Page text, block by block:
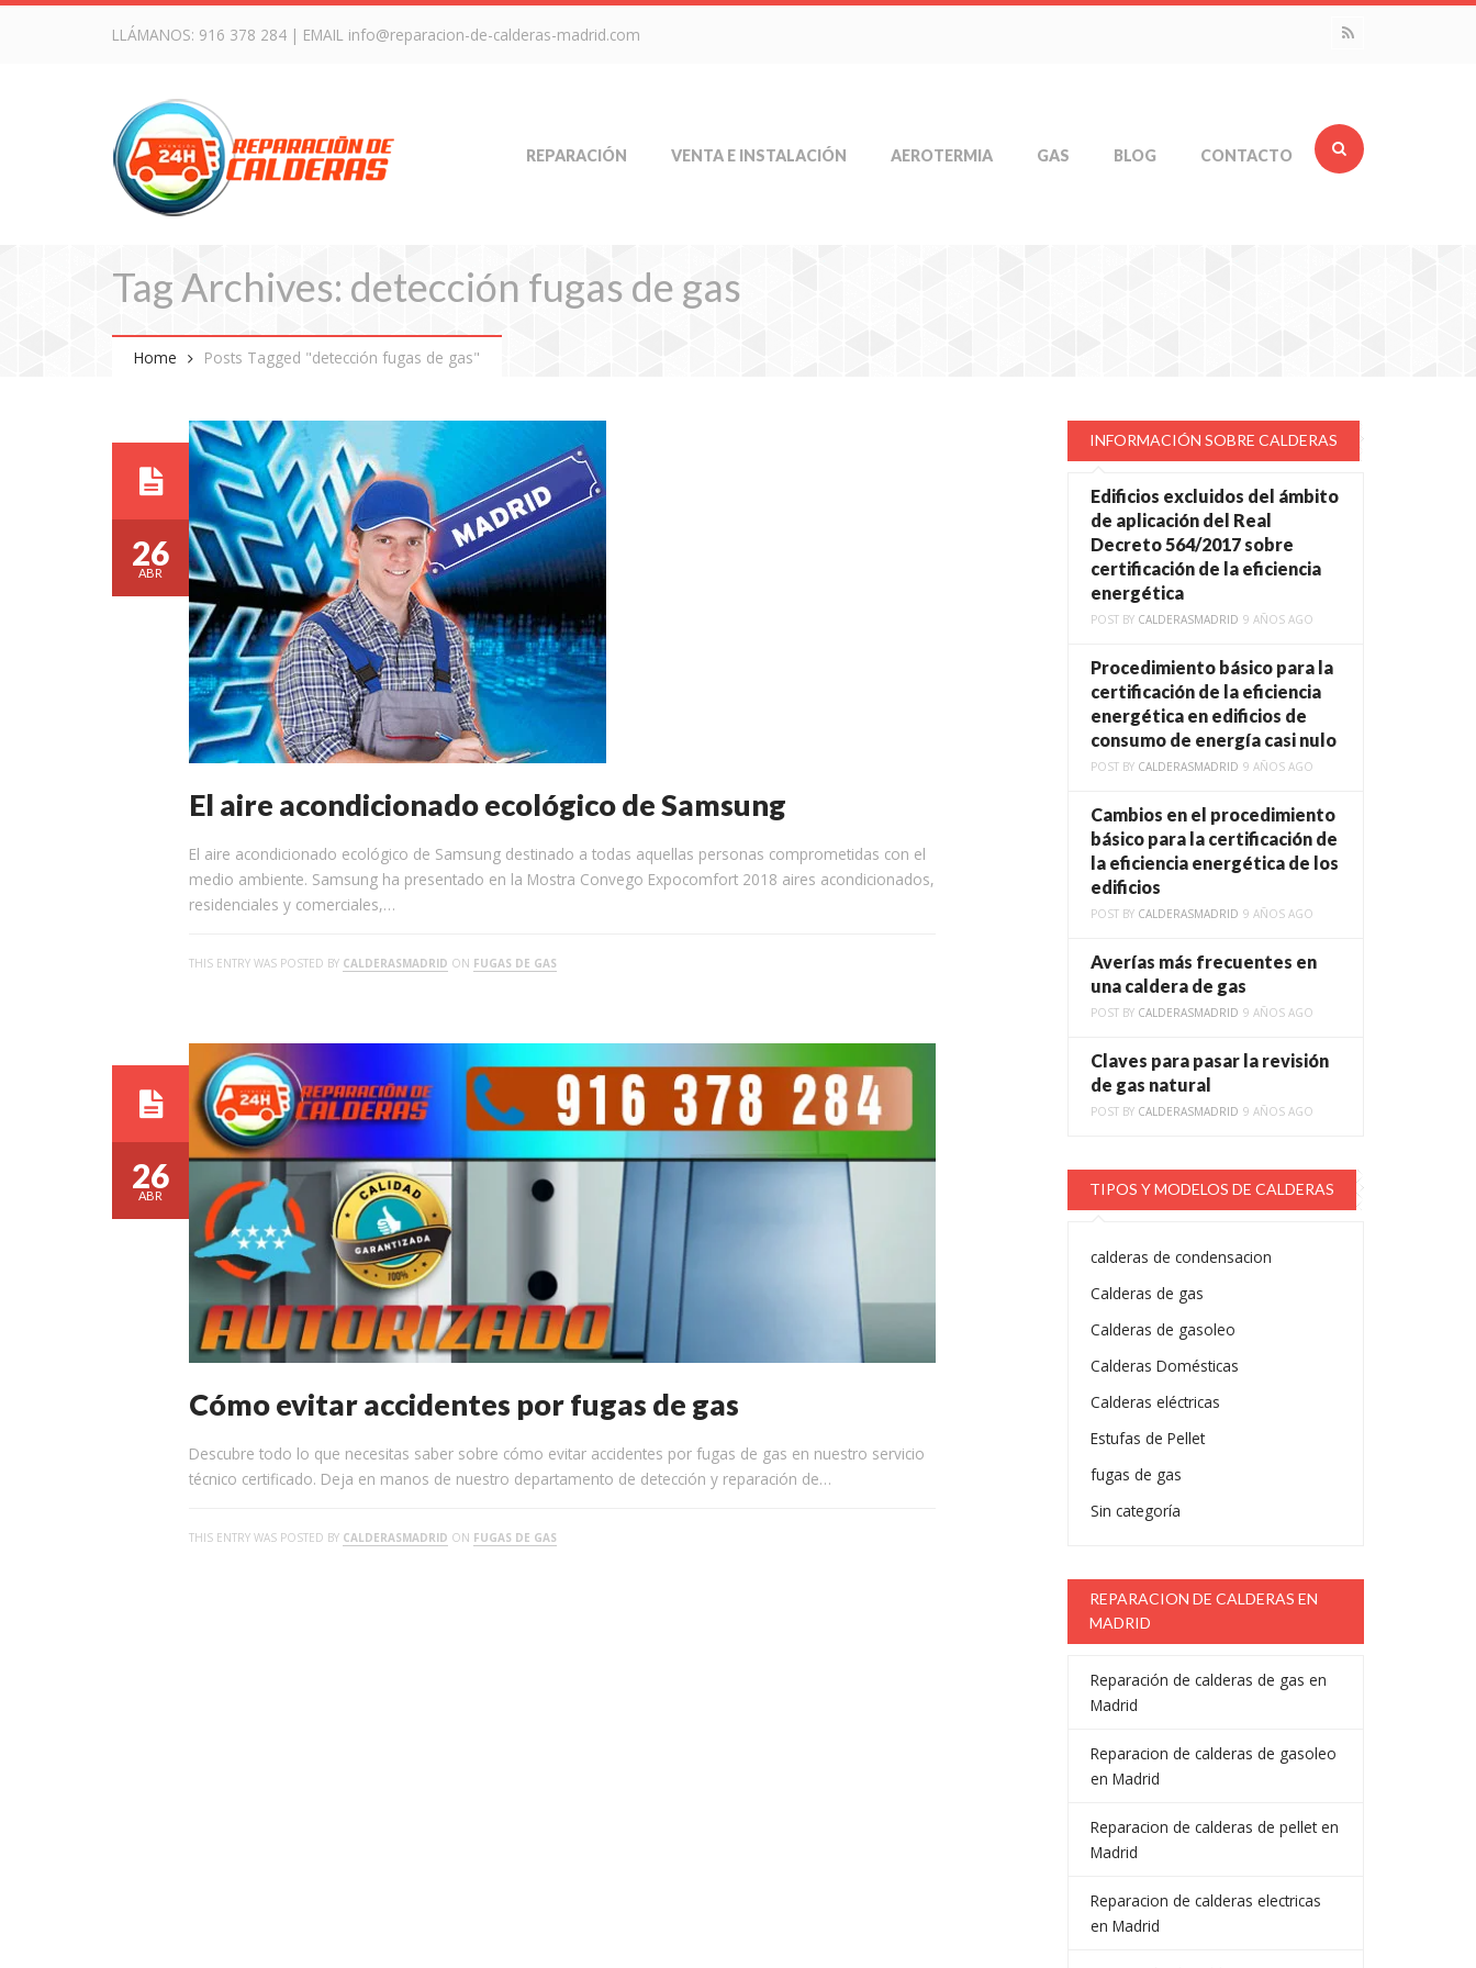
LLÁMANOS: 916 378 284 | EMAIL info@reparacion-de-calderas-madrid.com
REPARACIÓN VENTA E INSTALACIÓN AEROTERMIA GAS BLOG CONTACTO
Tag Archives: detección fugas de gas
Home Posts Tagged "detección fugas de gas"
26
ABR
El aire acondicionado ecológico de Samsung
El aire acondicionado ecológico de Samsung destinado a todas aquellas personas comprometidas con el
medio ambiente. Samsung ha presentado en la Mostra Convego Expocomfort 2018 aires acondicionados,
residenciales y comerciales,…
THIS ENTRY WAS POSTED BY CALDERASMADRID ON FUGAS DE GAS
26
ABR
Cómo evitar accidentes por fugas de gas
Descubre todo lo que necesitas saber sobre cómo evitar accidentes por fugas de gas en nuestro servicio
técnico certificado. Deja en manos de nuestro departamento de detección y reparación de…
THIS ENTRY WAS POSTED BY CALDERASMADRID ON FUGAS DE GAS
INFORMACIÓN SOBRE CALDERAS
Edificios excluidos del ámbito
de aplicación del Real
Decreto 564/2017 sobre
certificación de la eficiencia
energética
POST BY CALDERASMADRID 9 AÑOS AGO
Procedimiento básico para la
certificación de la eficiencia
energética en edificios de
consumo de energía casi nulo
POST BY CALDERASMADRID 9 AÑOS AGO
Cambios en el procedimiento
básico para la certificación de
la eficiencia energética de los
edificios
POST BY CALDERASMADRID 9 AÑOS AGO
Averías más frecuentes en
una caldera de gas
POST BY CALDERASMADRID 9 AÑOS AGO
Claves para pasar la revisión
de gas natural
POST BY CALDERASMADRID 9 AÑOS AGO
TIPOS Y MODELOS DE CALDERAS
calderas de condensacion
Calderas de gas
Calderas de gasoleo
Calderas Domésticas
Calderas eléctricas
Estufas de Pellet
fugas de gas
Sin categoría
REPARACION DE CALDERAS EN
MADRID
Reparación de calderas de gas en
Madrid
Reparacion de calderas de gasoleo
en Madrid
Reparacion de calderas de pellet en
Madrid
Reparacion de calderas electricas
en Madrid